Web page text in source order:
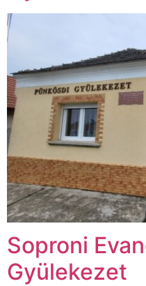
Soproni
Gyülekezet